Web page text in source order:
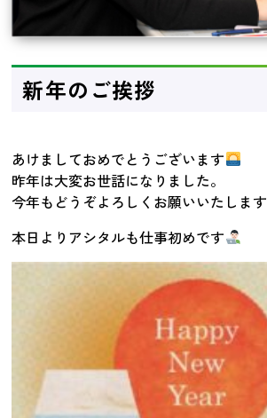
新年のご挨拶
あけましておめでとうございます
昨年は大変お世話になりました。
今年もどうぞよろしくお願いいたします
本日よりアシタルも仕事初めです